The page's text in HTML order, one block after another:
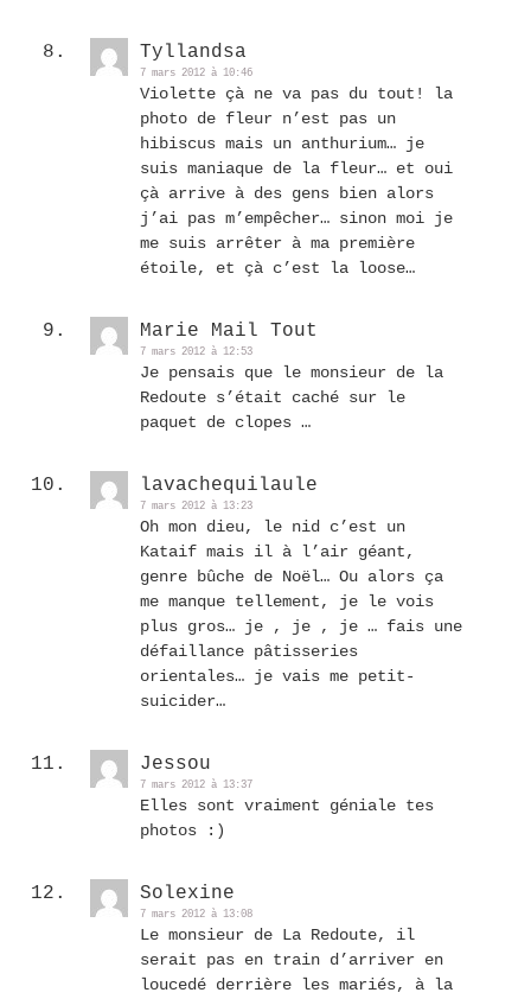
Tyllandsa
7 mars 2012 à 10:46
Violette çà ne va pas du tout! la
photo de fleur n’est pas un
hibiscus mais un anthurium… je
suis maniaque de la fleur… et oui
çà arrive à des gens bien alors
j’ai pas m’empêcher… sinon moi je
me suis arrêter à ma première
étoile, et çà c’est la loose…
Marie Mail Tout
7 mars 2012 à 12:53
Je pensais que le monsieur de la
Redoute s’était caché sur le
paquet de clopes …
lavachequilaule
7 mars 2012 à 13:23
Oh mon dieu, le nid c’est un
Kataif mais il à l’air géant,
genre bûche de Noël… Ou alors ça
me manque tellement, je le vois
plus gros… je , je , je … fais une
défaillance pâtisseries
orientales… je vais me petit-
suicider…
Jessou
7 mars 2012 à 13:37
Elles sont vraiment géniale tes
photos :)
Solexine
7 mars 2012 à 13:08
Le monsieur de La Redoute, il
serait pas en train d’arriver en
loucedé derrière les mariés, à la